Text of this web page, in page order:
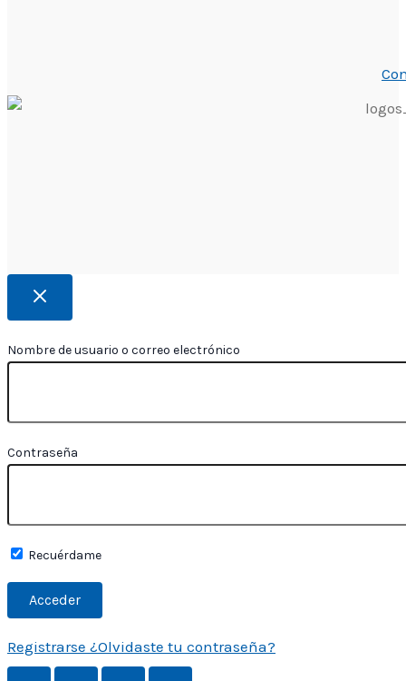
Nombre de usuario o correo electrónico
Contraseña
Recuérdame
Registrarse ¿Olvidaste tu contraseña?